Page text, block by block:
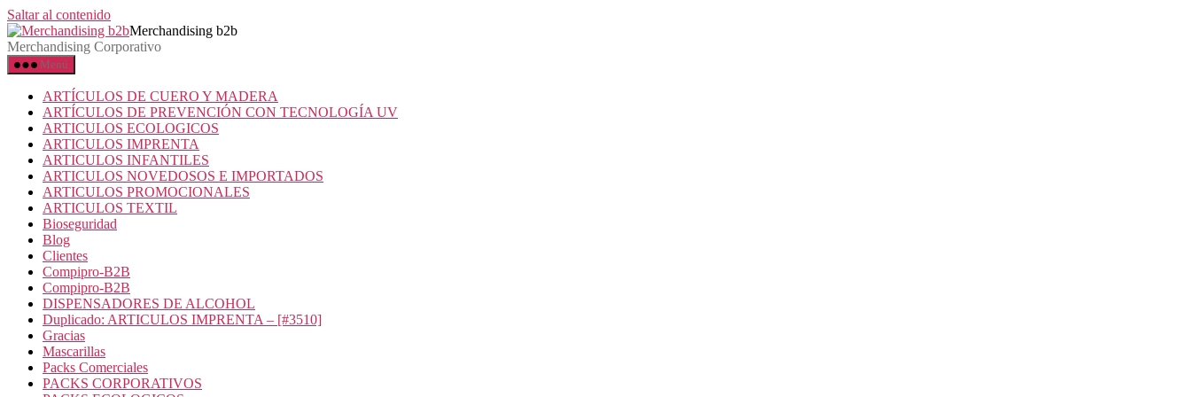
Saltar al contenido
Merchandising b2b
Merchandising Corporativo
Menú
ARTÍCULOS DE CUERO Y MADERA
ARTÍCULOS DE PREVENCIÓN CON TECNOLOGÍA UV
ARTICULOS ECOLOGICOS
ARTICULOS IMPRENTA
ARTICULOS INFANTILES
ARTICULOS NOVEDOSOS E IMPORTADOS
ARTICULOS PROMOCIONALES
ARTICULOS TEXTIL
Bioseguridad
Blog
Clientes
Compipro-B2B
Compipro-B2B
DISPENSADORES DE ALCOHOL
Duplicado: ARTICULOS IMPRENTA – [#3510]
Gracias
Mascarillas
Packs Comerciales
PACKS CORPORATIVOS